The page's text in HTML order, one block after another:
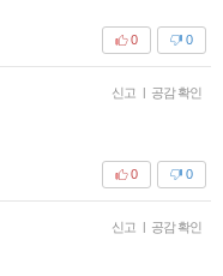
0
0
신고 | 공감 확인
0
0
신고 | 공감 확인